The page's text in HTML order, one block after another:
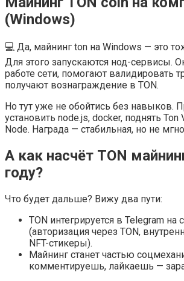
(Windows)
💻 Да, майнинг ton на Windows — это
Для этого запускаются нод-сервисы.
работе сети, помогают валидировать
получают вознаграждение в TON.
Но тут уже не обойтись без навыков.
установить node.js, docker, поднять Ton
Node. Награда — стабильная, но не
А как насчёт TON
году?
Что будет дальше? Вижу два пути:
TON интегрируется в Telegram
(авторизация через TON,
NFT-стикеры).
Майнинг станет частью
комментируешь, лайкаешь —